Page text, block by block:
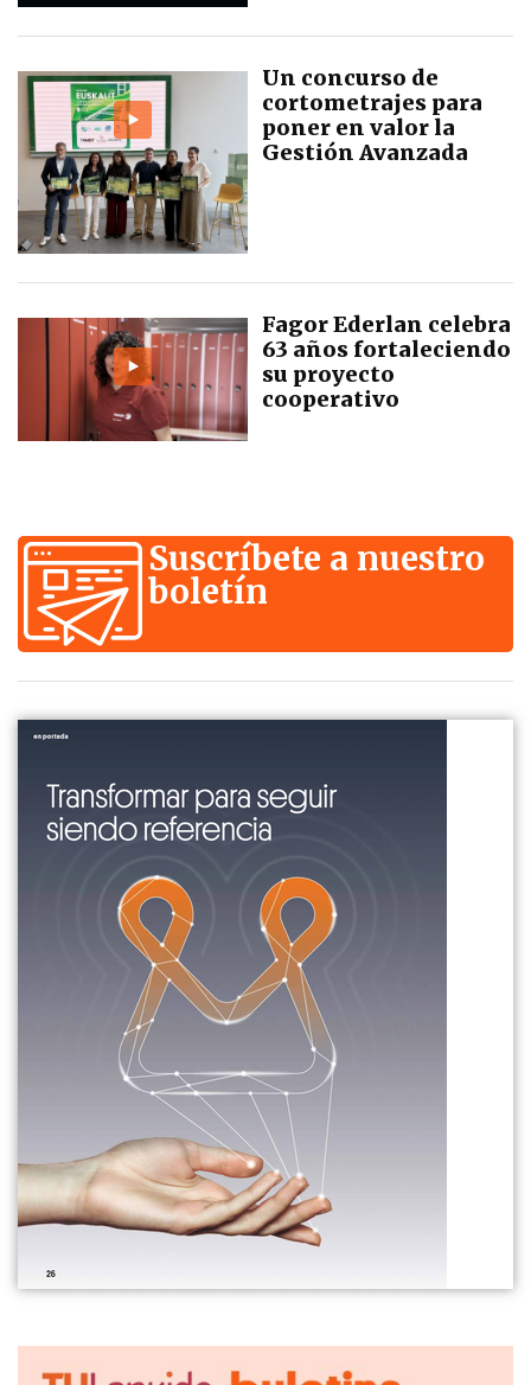
Un concurso de
cortometrajes para
poner en valor la
Gestión Avanzada
Fagor Ederlan celebra
63 años fortaleciendo
su proyecto
cooperativo
Suscríbete a nuestro
boletín